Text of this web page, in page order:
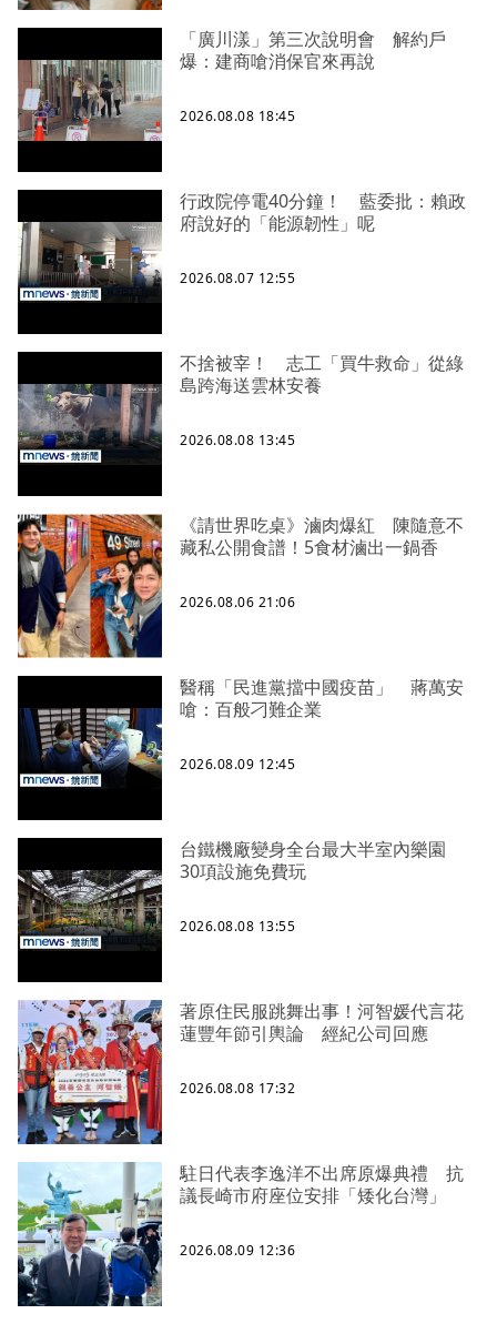
「廣川漾」第三次說明會 解約戶
爆：建商嗆消保官來再說
2026.08.08 18:45
行政院停電40分鐘！ 藍委批：賴政
府說好的「能源韌性」呢
2026.08.07 12:55
不捨被宰！ 志工「買牛救命」從綠
島跨海送雲林安養
2026.08.08 13:45
《請世界吃桌》滷肉爆紅 陳隨意不
藏私公開食譜！5食材滷出一鍋香
2026.08.06 21:06
醫稱「民進黨擋中國疫苗」 蔣萬安
嗆：百般刁難企業
2026.08.09 12:45
台鐵機廠變身全台最大半室內樂園
30項設施免費玩
2026.08.08 13:55
著原住民服跳舞出事！河智媛代言花
蓮豐年節引輿論 經紀公司回應
2026.08.08 17:32
駐日代表李逸洋不出席原爆典禮 抗
議長崎市府座位安排「矮化台灣」
2026.08.09 12:36